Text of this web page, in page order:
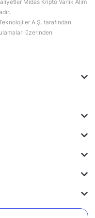
Midas Kripto Varlık Alım
A.Ş. tarafından
üzerinden